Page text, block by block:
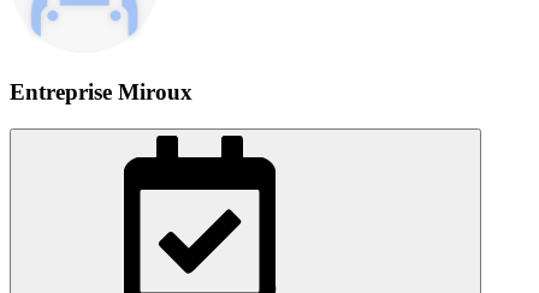
Entreprise Miroux